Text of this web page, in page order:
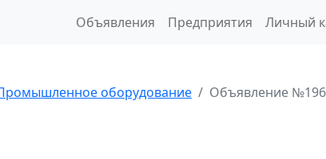
Объявления Предприятия Личный
оборудование Объявление